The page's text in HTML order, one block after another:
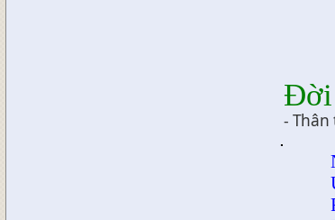
Đời
- Thân
.